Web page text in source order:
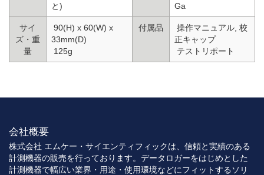
と)
Ga
サイ
ズ・重
量
90(H) x 60(W) x
33mm(D)
125g
付属品
操作マニュアル, 校
正キャップ
テストリポート
会社概要
株式会社 エムケー・サイエンティフィックは、信頼と実績のある
計測機器の販売を行っております。データロガーをはじめとした
計測機器で幅広い業界・用途・使用環境などにフィットするソリ